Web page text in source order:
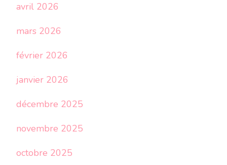
avril 2026
mars 2026
février 2026
janvier 2026
décembre 2025
novembre 2025
octobre 2025